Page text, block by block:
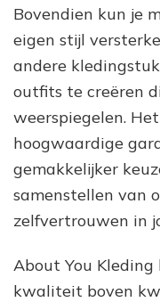
Bovendien kun je
eigen stijl
andere
outfits te creëren
weerspiegelen.
hoogwaardige
gemakkelijker
samenstellen van
zelfvertrouwen in
About You
kwaliteit boven